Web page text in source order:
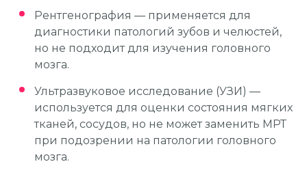
Рентгенография — применяется для
диагностики патологий зубов и челюстей,
но не подходит для изучения головного
мозга.
Ультразвуковое исследование (УЗИ) —
используется для оценки состояния мягких
тканей, сосудов, но не может заменить МРТ
при подозрении на патологии головного
мозга.